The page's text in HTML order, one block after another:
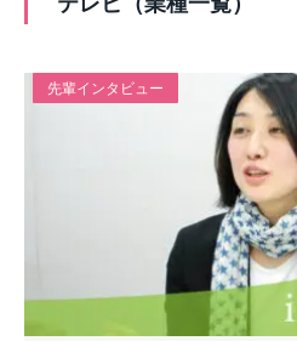
先輩インタビュー